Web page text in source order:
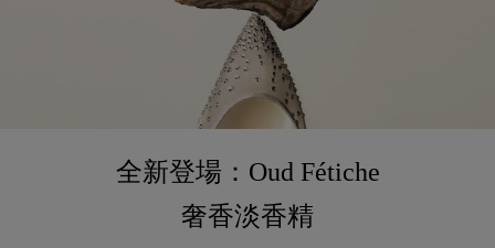
全新登場：Oud Fétiche
奢⾹淡⾹精